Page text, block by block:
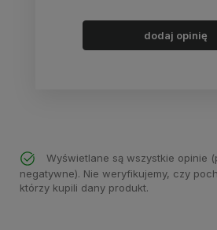
dodaj opinię
Wyświetlane są wszystkie opinie
negatywne). Nie weryfikujemy, czy
którzy kupili dany produkt.